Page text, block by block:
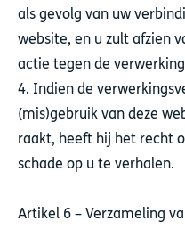
als gevolg van uw
website, en u zult afzien
actie tegen de
4. Indien de
(mis)gebruik van deze
raakt, heeft hij het recht
schade op u te verhalen.
Artikel 6 – Verzameling